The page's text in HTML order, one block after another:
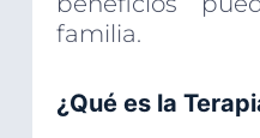
familia.
¿Qué es la